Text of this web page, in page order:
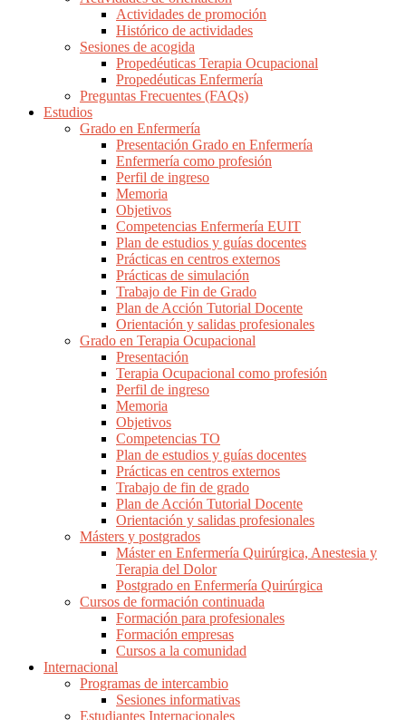
Actividades de promoción
Histórico de actividades
Sesiones de acogida
Propedéuticas Terapia Ocupacional
Propedéuticas Enfermería
Preguntas Frecuentes (FAQs)
Estudios
Grado en Enfermería
Presentación Grado en Enfermería
Enfermería como profesión
Perfil de ingreso
Memoria
Objetivos
Competencias Enfermería EUIT
Plan de estudios y guías docentes
Prácticas en centros externos
Prácticas de simulación
Trabajo de Fin de Grado
Plan de Acción Tutorial Docente
Orientación y salidas profesionales
Grado en Terapia Ocupacional
Presentación
Terapia Ocupacional como profesión
Perfil de ingreso
Memoria
Objetivos
Competencias TO
Plan de estudios y guías docentes
Prácticas en centros externos
Trabajo de fin de grado
Plan de Acción Tutorial Docente
Orientación y salidas profesionales
Másters y postgrados
Máster en Enfermería Quirúrgica, Anestesia y
Terapia del Dolor
Postgrado en Enfermería Quirúrgica
Cursos de formación continuada
Formación para profesionales
Formación empresas
Cursos a la comunidad
Internacional
Programas de intercambio
Sesiones informativas
Estudiantes Internacionales